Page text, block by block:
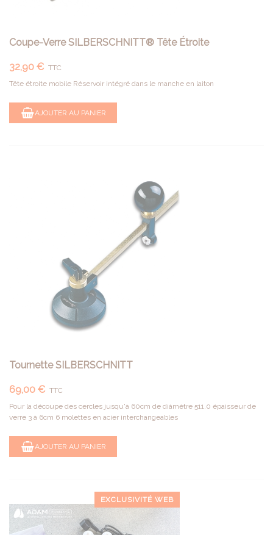
Coupe-Verre SILBERSCHNITT® Tête Étroite
32,90 € TTC
Tête étroite mobile Réservoir intégré dans le manche en laiton
AJOUTER AU PANIER
Tournette SILBERSCHNITT
69,00 € TTC
Pour la découpe des cercles jusqu'à 60cm de diàmètre 511.0 épaisseur de
verre 3 à 6cm 6 molettes en acier interchangeables
AJOUTER AU PANIER
EXCLUSIVITÉ WEB